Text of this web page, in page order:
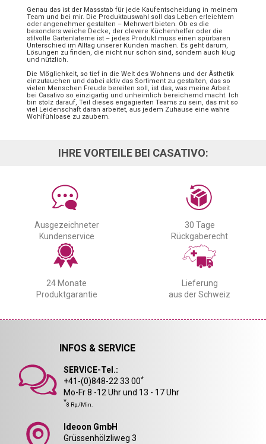
Genau das ist der Massstab für jede Kaufentscheidung in meinem
Team und bei mir. Die Produktauswahl soll das Leben erleichtern
oder angenehmer gestalten – Mehrwert bieten. Ob es die
besonders weiche Decke, der clevere Küchenhelfer oder die
stilvolle Gartenlaterne ist – jedes Produkt muss einen spürbaren
Unterschied im Alltag unserer Kunden machen. Es geht darum,
Lösungen zu finden, die nicht nur schön sind, sondern auch klug
und nützlich.
Die Möglichkeit, so tief in die Welt des Wohnens und der Ästhetik
einzutauchen und dabei aktiv das Sortiment zu gestalten, das so
vielen Menschen Freude bereiten soll, ist das, was meine Arbeit
bei Casativo so einzigartig und unheimlich bereichernd macht. Ich
bin stolz darauf, Teil dieses engagierten Teams zu sein, das mit so
viel Leidenschaft daran arbeitet, aus jedem Zuhause eine wahre
Wohlfühloase zu zaubern.
IHRE VORTEILE BEI CASATIVO:
Ausgezeichneter
Kundenservice
30 Tage
Rückgaberecht
24 Monate
Produktgarantie
Lieferung
aus der Schweiz
INFOS & SERVICE
SERVICE-Tel.:
+41-(0)848-22 33 00*
Mo-Fr 8 -12 Uhr und 13 - 17 Uhr
*8 Rp./Min.
Ideoon GmbH
Grüssenhölzliweg 3